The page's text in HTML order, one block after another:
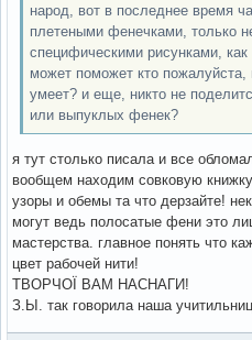
народ, вот в последнее время
плетеными фенечками, только
специфическими рисунками, как
может поможет кто пожалуйста,
умеет? и еще, никто не
или выпуклых фенек?
я тут столько писала и все
вообщем находим совковую
узоры и обемы та что дерзайте!
могут ведь полосатые фени это
мастерства. главное понять что
цвет рабочей нити!
ТВОРЧОЇ ВАМ НАСНАГИ!
З.Ы. так говорила наша